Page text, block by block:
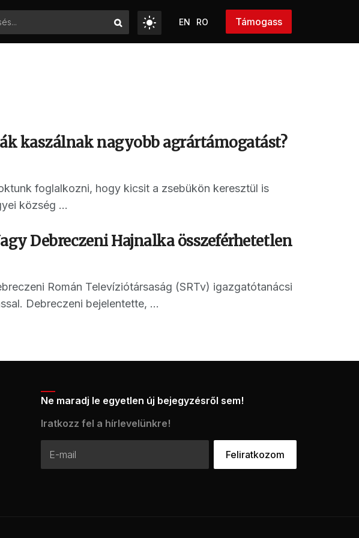
EN RO Támogass
kaszálnak nagyobb agrártámogatást?
foglalkozni, hogy kicsit a zsebükön keresztül is
község ...
Debreczeni Hajnalka összeférhetetlen
Román Televíziótársaság (SRTv) igazgatótanácsi
Debreczeni bejelentette, ...
Ne maradj le egyetlen új bejegyzésről sem!
Iratkozz fel a hírlevelünkre!